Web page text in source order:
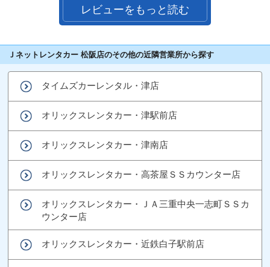
レビューをもっと読む
Ｊネットレンタカー 松阪店のその他の近隣営業所から探す
タイムズカーレンタル・津店
オリックスレンタカー・津駅前店
オリックスレンタカー・津南店
オリックスレンタカー・高茶屋ＳＳカウンター店
オリックスレンタカー・ＪＡ三重中央一志町ＳＳカ
ウンター店
オリックスレンタカー・近鉄白子駅前店